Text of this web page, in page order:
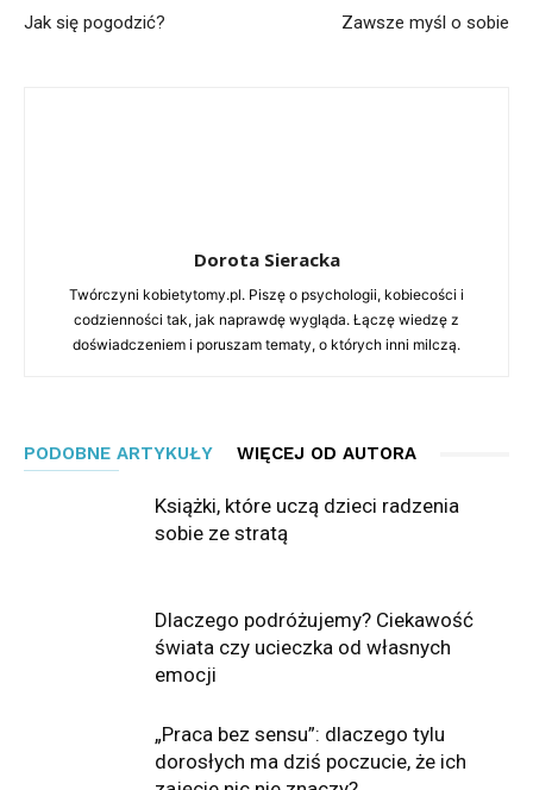
Jak się pogodzić? Zawsze myśl o sobie
Dorota Sieracka
Twórczyni kobietytomy.pl. Piszę o psychologii, kobiecości i
codzienności tak, jak naprawdę wygląda. Łączę wiedzę z
doświadczeniem i poruszam tematy, o których inni milczą.
PODOBNE ARTYKUŁY WIĘCEJ OD AUTORA
Książki, które uczą dzieci radzenia
sobie ze stratą
Dlaczego podróżujemy? Ciekawość
świata czy ucieczka od własnych
emocji
„Praca bez sensu”: dlaczego tylu
dorosłych ma dziś poczucie, że ich